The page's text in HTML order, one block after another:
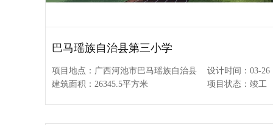
巴马瑶族自治县第三小学
项目地点：广西河池市巴马瑶族自治县
建筑面积：26345.5平方米
设计时间：03-26
项目状态：竣工